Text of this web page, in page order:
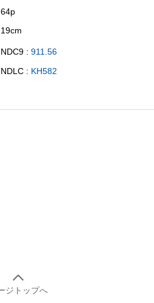
64p
19cm
NDC9 : 911.56
NDLC : KH582
ジトップへ